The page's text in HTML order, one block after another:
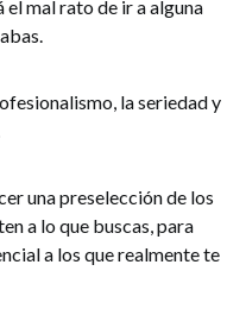
el mal rato de ir a alguna
la seriedad y
una preselección de los
a lo que buscas, para
a los que realmente te